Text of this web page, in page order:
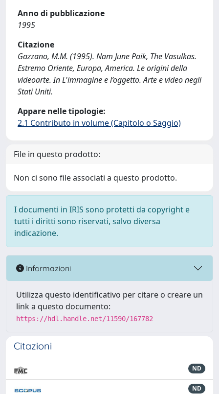
Anno di pubblicazione
1995
Citazione
Gazzano, M.M. (1995). Nam June Paik, The Vasulkas.
Estremo Oriente, Europa, America. Le origini della
videoarte. In L'immagine e l’oggetto. Arte e video negli
Stati Uniti.
Appare nelle tipologie:
2.1 Contributo in volume (Capitolo o Saggio)
File in questo prodotto:
Non ci sono file associati a questo prodotto.
I documenti in IRIS sono protetti da copyright e
tutti i diritti sono riservati, salvo diversa
indicazione.
Informazioni
Utilizza questo identificativo per citare o creare un
link a questo documento:
https://hdl.handle.net/11590/167782
Citazioni
ND
ND